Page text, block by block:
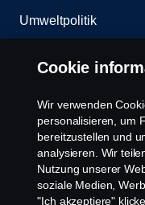
Umweltpolitik
Whistleblowing
Kontakt
Cookies Politik
Cookie Einstellungen
Cookie
Wir verwenden
personalisieren, um
bereitzustellen und
analysieren. Wir
Nutzung unserer
soziale Medien,
"Ich akzeptiere"